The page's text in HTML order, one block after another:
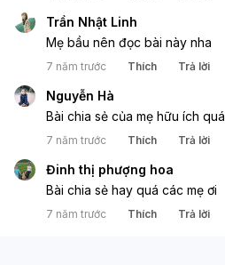
Trần Nhật Linh
Mẹ bầu nên đọc bài này nha
7 năm trước Thích Trả lời
Nguyễn Hà
Bài chia sẻ của mẹ hữu ích quá
7 năm trước Thích Trả lời
Đinh thị phượng hoa
Bài chia sẻ hay quá các mẹ ơi
7 năm trước Thích Trả lời